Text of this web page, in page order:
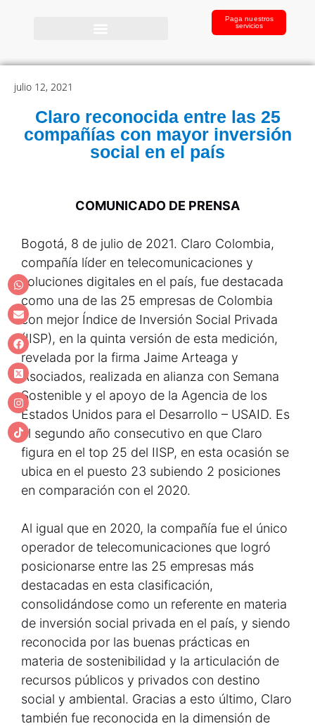
Paga nuestros
servicios
julio 12, 2021
Claro reconocida entre las 25
compañías con mayor inversión
social en el país
COMUNICADO DE PRENSA
Bogotá, 8 de julio de 2021. Claro Colombia,
compañía líder en telecomunicaciones y
soluciones digitales en el país, fue destacada
como una de las 25 empresas de Colombia
con mejor Índice de Inversión Social Privada
(IISP), en la quinta versión de esta medición,
revelada por la firma Jaime Arteaga y
Asociados, realizada en alianza con Semana
Sostenible y el apoyo de la Agencia de los
Estados Unidos para el Desarrollo – USAID. Es
el segundo año consecutivo en que Claro
figura en el top 25 del IISP, en esta ocasión se
ubica en el puesto 23 subiendo 2 posiciones
en comparación con el 2020.
Al igual que en 2020, la compañía fue el único
operador de telecomunicaciones que logró
posicionarse entre las 25 empresas más
destacadas en esta clasificación,
consolidándose como un referente en materia
de inversión social privada en el país, y siendo
reconocida por las buenas prácticas en
materia de sostenibilidad y la articulación de
recursos públicos y privados con destino
social y ambiental. Gracias a esto último, Claro
también fue reconocida en la dimensión de